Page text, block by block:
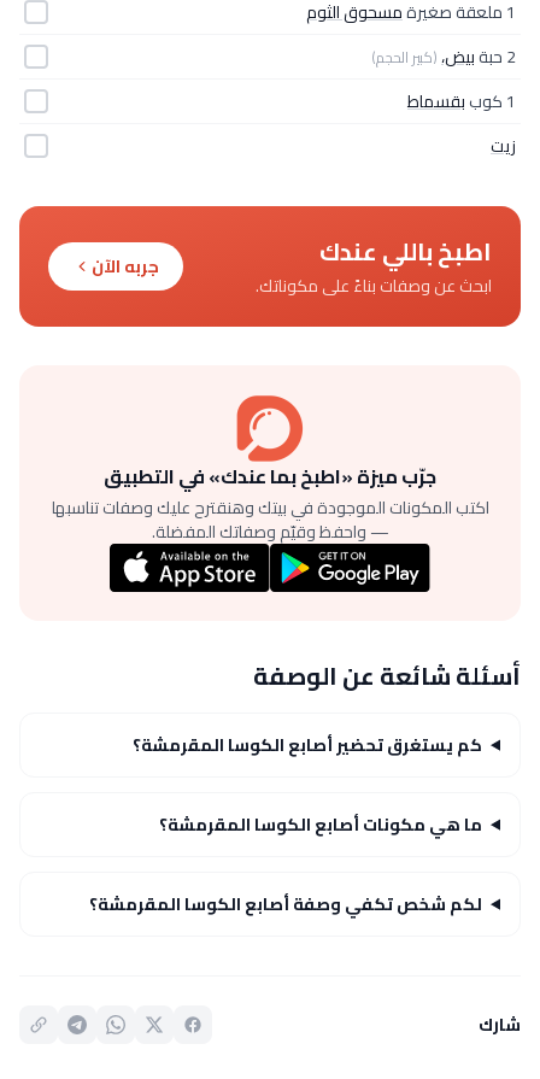
1 ملعقة صغيرة
مسحوق الثوم
2 حبة
بيض،(كبير الحجم)
1 كوب
بقسماط
زيت
اطبخ باللي عندك
ابحث عن وصفات بناءً على مكوناتك.
جربه الآن
جرّب ميزة «اطبخ بما عندك» في التطبيق
اكتب المكونات الموجودة في بيتك وهنقترح عليك وصفات تناسبها
— واحفظ وقيّم وصفاتك المفضلة.
أسئلة شائعة عن الوصفة
كم يستغرق تحضير أصابع الكوسا المقرمشة؟
ما هي مكونات أصابع الكوسا المقرمشة؟
لكم شخص تكفي وصفة أصابع الكوسا المقرمشة؟
شارك